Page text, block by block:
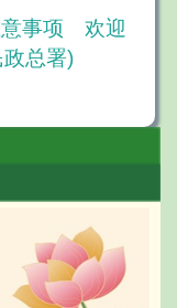
意事项 欢迎
总署)